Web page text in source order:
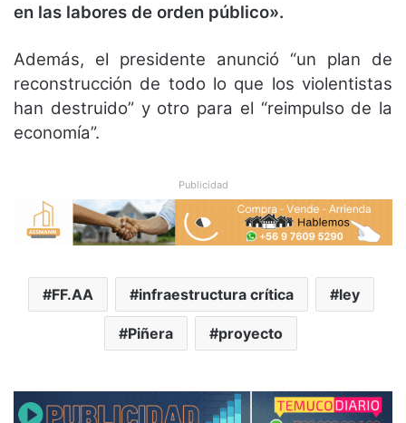
en las labores de orden público».
Además, el presidente anunció “un plan de
reconstrucción de todo lo que los violentistas
han destruido” y otro para el “reimpulso de la
economía”.
Publicidad
FF.AA infraestructura crítica ley
Piñera proyecto